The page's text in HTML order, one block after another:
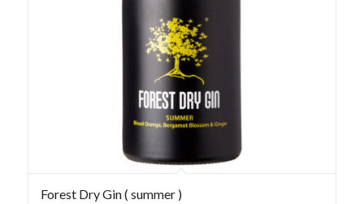
Forest Dry Gin ( summer )